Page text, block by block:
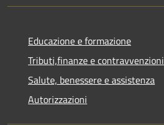
Educazione e formazione
Tributi,finanze e contravvenzioni
Salute, benessere e assistenza
Autorizzazioni